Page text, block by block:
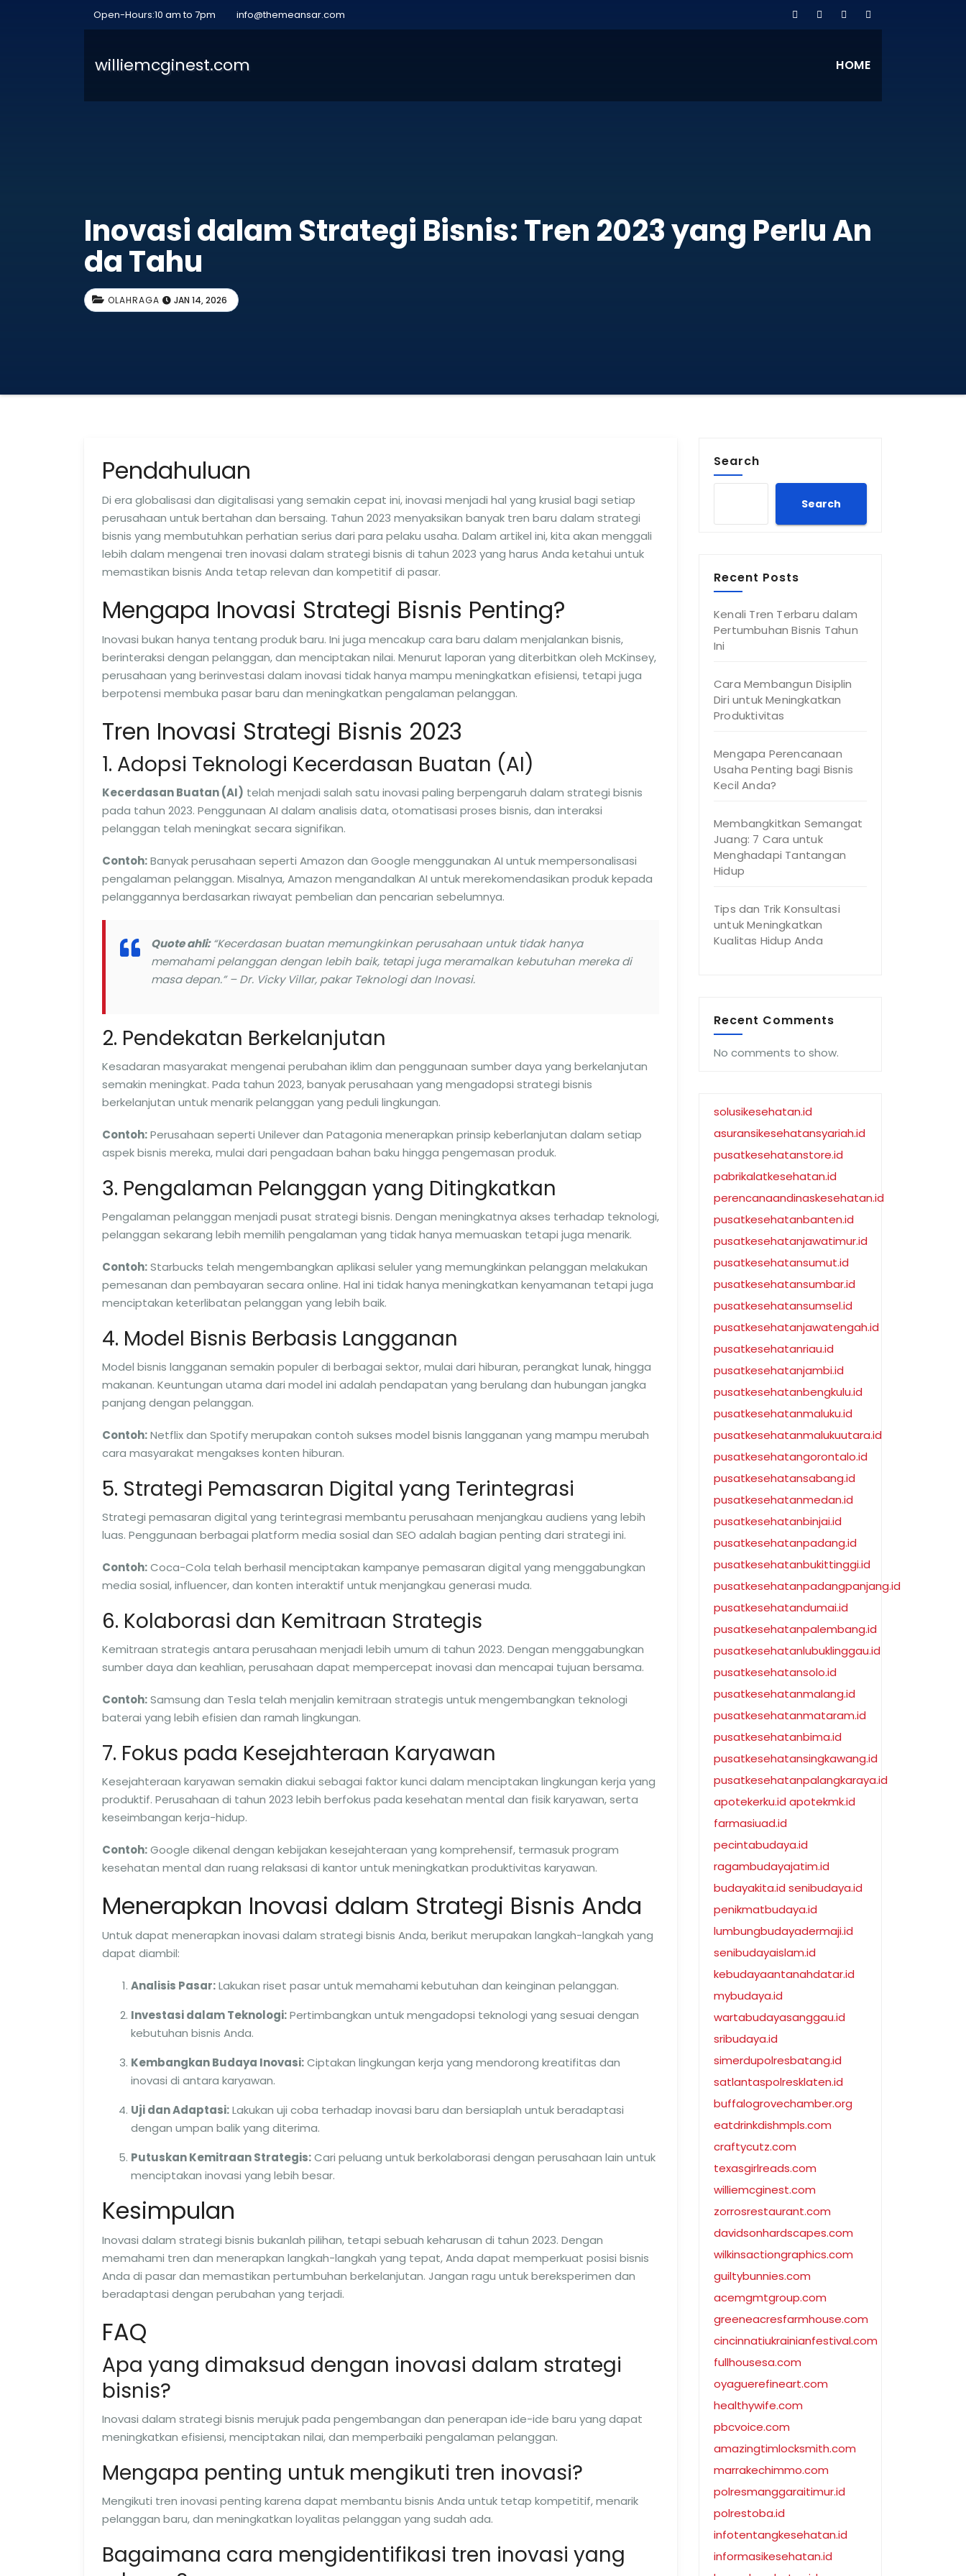
Open-Hours:10 am to 7pm info@themeansar.com
williemcginest.com HOME
Inovasi dalam Strategi Bisnis: Tren 2023 yang Perlu An
da Tahu
OLAHRAGA JAN 14, 2026
Pendahuluan
Di era globalisasi dan digitalisasi yang semakin cepat ini, inovasi menjadi hal yang krusial bagi setiap
perusahaan untuk bertahan dan bersaing. Tahun 2023 menyaksikan banyak tren baru dalam strategi
bisnis yang membutuhkan perhatian serius dari para pelaku usaha. Dalam artikel ini, kita akan menggali
lebih dalam mengenai tren inovasi dalam strategi bisnis di tahun 2023 yang harus Anda ketahui untuk
memastikan bisnis Anda tetap relevan dan kompetitif di pasar.
Mengapa Inovasi Strategi Bisnis Penting?
Inovasi bukan hanya tentang produk baru. Ini juga mencakup cara baru dalam menjalankan bisnis,
berinteraksi dengan pelanggan, dan menciptakan nilai. Menurut laporan yang diterbitkan oleh McKinsey,
perusahaan yang berinvestasi dalam inovasi tidak hanya mampu meningkatkan efisiensi, tetapi juga
berpotensi membuka pasar baru dan meningkatkan pengalaman pelanggan.
Tren Inovasi Strategi Bisnis 2023
1. Adopsi Teknologi Kecerdasan Buatan (AI)
Kecerdasan Buatan (AI) telah menjadi salah satu inovasi paling berpengaruh dalam strategi bisnis
pada tahun 2023. Penggunaan AI dalam analisis data, otomatisasi proses bisnis, dan interaksi
pelanggan telah meningkat secara signifikan.
Contoh:Banyak perusahaan seperti Amazon dan Google menggunakan AI untuk mempersonalisasi
pengalaman pelanggan. Misalnya, Amazon mengandalkan AI untuk merekomendasikan produk kepada
pelanggannya berdasarkan riwayat pembelian dan pencarian sebelumnya.
Quote ahli:“Kecerdasan buatan memungkinkan perusahaan untuk tidak hanya
memahami pelanggan dengan lebih baik, tetapi juga meramalkan kebutuhan mereka di
masa depan.” – Dr. Vicky Villar, pakar Teknologi dan Inovasi.
2. Pendekatan Berkelanjutan
Kesadaran masyarakat mengenai perubahan iklim dan penggunaan sumber daya yang berkelanjutan
semakin meningkat. Pada tahun 2023, banyak perusahaan yang mengadopsi strategi bisnis
berkelanjutan untuk menarik pelanggan yang peduli lingkungan.
Contoh:Perusahaan seperti Unilever dan Patagonia menerapkan prinsip keberlanjutan dalam setiap
aspek bisnis mereka, mulai dari pengadaan bahan baku hingga pengemasan produk.
3. Pengalaman Pelanggan yang Ditingkatkan
Pengalaman pelanggan menjadi pusat strategi bisnis. Dengan meningkatnya akses terhadap teknologi,
pelanggan sekarang lebih memilih pengalaman yang tidak hanya memuaskan tetapi juga menarik.
Contoh:Starbucks telah mengembangkan aplikasi seluler yang memungkinkan pelanggan melakukan
pemesanan dan pembayaran secara online. Hal ini tidak hanya meningkatkan kenyamanan tetapi juga
menciptakan keterlibatan pelanggan yang lebih baik.
4. Model Bisnis Berbasis Langganan
Model bisnis langganan semakin populer di berbagai sektor, mulai dari hiburan, perangkat lunak, hingga
makanan. Keuntungan utama dari model ini adalah pendapatan yang berulang dan hubungan jangka
panjang dengan pelanggan.
Contoh:Netflix dan Spotify merupakan contoh sukses model bisnis langganan yang mampu merubah
cara masyarakat mengakses konten hiburan.
5. Strategi Pemasaran Digital yang Terintegrasi
Strategi pemasaran digital yang terintegrasi membantu perusahaan menjangkau audiens yang lebih
luas. Penggunaan berbagai platform media sosial dan SEO adalah bagian penting dari strategi ini.
Contoh:Coca-Cola telah berhasil menciptakan kampanye pemasaran digital yang menggabungkan
media sosial, influencer, dan konten interaktif untuk menjangkau generasi muda.
6. Kolaborasi dan Kemitraan Strategis
Kemitraan strategis antara perusahaan menjadi lebih umum di tahun 2023. Dengan menggabungkan
sumber daya dan keahlian, perusahaan dapat mempercepat inovasi dan mencapai tujuan bersama.
Contoh:Samsung dan Tesla telah menjalin kemitraan strategis untuk mengembangkan teknologi
baterai yang lebih efisien dan ramah lingkungan.
7. Fokus pada Kesejahteraan Karyawan
Kesejahteraan karyawan semakin diakui sebagai faktor kunci dalam menciptakan lingkungan kerja yang
produktif. Perusahaan di tahun 2023 lebih berfokus pada kesehatan mental dan fisik karyawan, serta
keseimbangan kerja-hidup.
Contoh:Google dikenal dengan kebijakan kesejahteraan yang komprehensif, termasuk program
kesehatan mental dan ruang relaksasi di kantor untuk meningkatkan produktivitas karyawan.
Menerapkan Inovasi dalam Strategi Bisnis Anda
Untuk dapat menerapkan inovasi dalam strategi bisnis Anda, berikut merupakan langkah-langkah yang
dapat diambil:
Analisis Pasar:Lakukan riset pasar untuk memahami kebutuhan dan keinginan pelanggan.
Investasi dalam Teknologi:Pertimbangkan untuk mengadopsi teknologi yang sesuai dengan
kebutuhan bisnis Anda.
Kembangkan Budaya Inovasi:Ciptakan lingkungan kerja yang mendorong kreatifitas dan
inovasi di antara karyawan.
Uji dan Adaptasi:Lakukan uji coba terhadap inovasi baru dan bersiaplah untuk beradaptasi
dengan umpan balik yang diterima.
Putuskan Kemitraan Strategis:Cari peluang untuk berkolaborasi dengan perusahaan lain untuk
menciptakan inovasi yang lebih besar.
Kesimpulan
Inovasi dalam strategi bisnis bukanlah pilihan, tetapi sebuah keharusan di tahun 2023. Dengan
memahami tren dan menerapkan langkah-langkah yang tepat, Anda dapat memperkuat posisi bisnis
Anda di pasar dan memastikan pertumbuhan berkelanjutan. Jangan ragu untuk bereksperimen dan
beradaptasi dengan perubahan yang terjadi.
FAQ
Apa yang dimaksud dengan inovasi dalam strategi
bisnis?
Inovasi dalam strategi bisnis merujuk pada pengembangan dan penerapan ide-ide baru yang dapat
meningkatkan efisiensi, menciptakan nilai, dan memperbaiki pengalaman pelanggan.
Mengapa penting untuk mengikuti tren inovasi?
Mengikuti tren inovasi penting karena dapat membantu bisnis Anda untuk tetap kompetitif, menarik
pelanggan baru, dan meningkatkan loyalitas pelanggan yang sudah ada.
Bagaimana cara mengidentifikasi tren inovasi yang
Search
Search
Recent Posts
Kenali Tren Terbaru dalam
Pertumbuhan Bisnis Tahun
Ini
Cara Membangun Disiplin
Diri untuk Meningkatkan
Produktivitas
Mengapa Perencanaan
Usaha Penting bagi Bisnis
Kecil Anda?
Membangkitkan Semangat
Juang: 7 Cara untuk
Menghadapi Tantangan
Hidup
Tips dan Trik Konsultasi
untuk Meningkatkan
Kualitas Hidup Anda
Recent Comments
No comments to show.
solusikesehatan.id
asuransikesehatansyariah.id
pusatkesehatanstore.id
pabrikalatkesehatan.id
perencanaandinaskesehatan.id
pusatkesehatanbanten.id
pusatkesehatanjawatimur.id
pusatkesehatansumut.id
pusatkesehatansumbar.id
pusatkesehatansumsel.id
pusatkesehatanjawatengah.id
pusatkesehatanriau.id
pusatkesehatanjambi.id
pusatkesehatanbengkulu.id
pusatkesehatanmaluku.id
pusatkesehatanmalukuutara.id
pusatkesehatangorontalo.id
pusatkesehatansabang.id
pusatkesehatanmedan.id
pusatkesehatanbinjai.id
pusatkesehatanpadang.id
pusatkesehatanbukittinggi.id
pusatkesehatanpadangpanjang.id
pusatkesehatandumai.id
pusatkesehatanpalembang.id
pusatkesehatanlubuklinggau.id
pusatkesehatansolo.id
pusatkesehatanmalang.id
pusatkesehatanmataram.id
pusatkesehatanbima.id
pusatkesehatansingkawang.id
pusatkesehatanpalangkaraya.id
apotekerku.id apotekmk.id
farmasiuad.id
pecintabudaya.id
ragambudayajatim.id
budayakita.id senibudaya.id
penikmatbudaya.id
lumbungbudayadermaji.id
senibudayaislam.id
kebudayaantanahdatar.id
mybudaya.id
wartabudayasanggau.id
sribudaya.id
simerdupolresbatang.id
satlantaspolresklaten.id
buffalogrovechamber.org
eatdrinkdishmpls.com
craftycutz.com
texasgirlreads.com
williemcginest.com
zorrosrestaurant.com
davidsonhardscapes.com
wilkinsactiongraphics.com
guiltybunnies.com
acemgmtgroup.com
greeneacresfarmhouse.com
cincinnatiukrainianfestival.com
fullhousesa.com
oyaguerefineart.com
healthywife.com
pbcvoice.com
amazingtimlocksmith.com
marrakechimmo.com
polresmanggaraitimur.id
polrestoba.id
infotentangkesehatan.id
informasikesehatan.id